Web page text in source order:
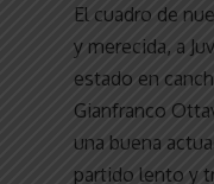
El cuadro de
y merecida, a
estado en
Gianfranco
una buena
partido lento y